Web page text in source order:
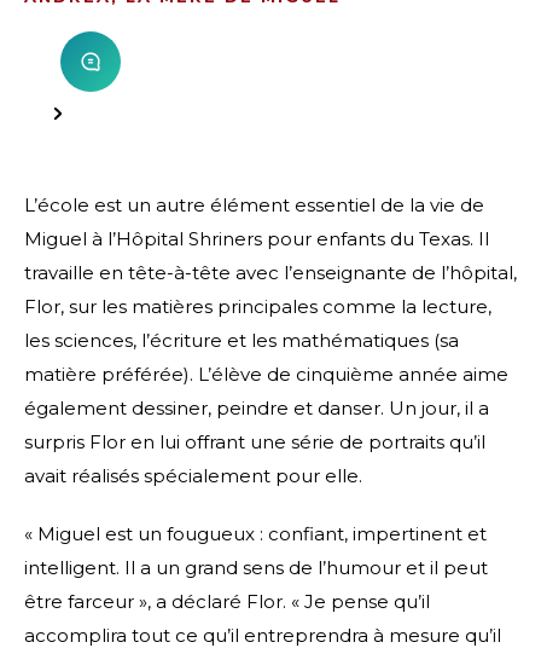
L’école est un autre élément essentiel de la vie de
Miguel à l’Hôpital Shriners pour enfants du Texas. Il
travaille en tête-à-tête avec l’enseignante de l’hôpital,
Flor, sur les matières principales comme la lecture,
les sciences, l’écriture et les mathématiques (sa
matière préférée). L’élève de cinquième année aime
également dessiner, peindre et danser. Un jour, il a
surpris Flor en lui offrant une série de portraits qu’il
avait réalisés spécialement pour elle.
« Miguel est un fougueux : confiant, impertinent et
intelligent. Il a un grand sens de l’humour et il peut
être farceur », a déclaré Flor. « Je pense qu’il
accomplira tout ce qu’il entreprendra à mesure qu’il